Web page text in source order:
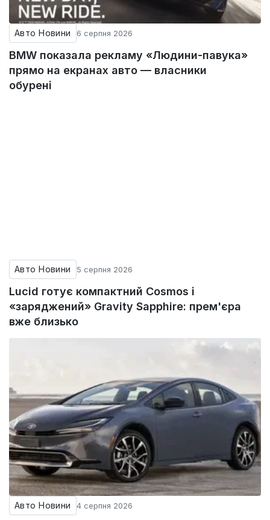
Авто Новини 6 серпня 2026
BMW показала рекламу «Людини-павука»
прямо на екранах авто — власники
обурені
Авто Новини 5 серпня 2026
Lucid готує компактний Cosmos і
«заряджений» Gravity Sapphire: прем'єра
вже близько
Авто Новини 4 серпня 2026